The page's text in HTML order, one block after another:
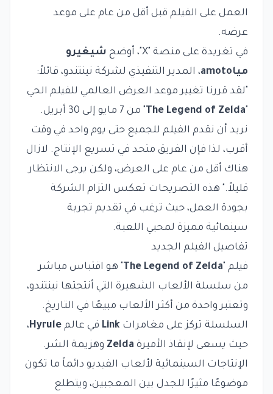
العمل على الفيلم قبل أقل من عام على موعد
عرضه.
في تغريدة على منصة "X"، أوضح
شيغيرو
مياamoto
، المدير التنفيذي لشركة نينتندو، قائلاً:
"لقد قررنا تغيير موعد العرض العالمي للفيلم الحي
"
The Legend of Zelda
" من 7 مايو إلى 30 أبريل.
نريد أن نقدم الفيلم للجميع حتى يوم واحد في وقت
أقرب، لذا فإن الفريق متحد في تسريع الإنتاج. لازال
هناك أقل من عام على العرض، ولكن يرجى الانتظار
قليلاً." هذه التصريحات تعكس التزام الشركة
بجودة العمل، حيث ترغب في تقديم تجربة
سينمائية مميزة لمحبي اللعبة.
تفاصيل الفيلم الجديد
فيلم "The Legend of Zelda " هو اقتباس مباشر
من سلسلة الألعاب الشهيرة التي أنتجتها نينتندو،
وتعتبر واحدة من أكثر الألعاب مبيعًا في التاريخ.
السلسلة تركز على مغامرات Link في عالم Hyrule،
حيث يسعى لإنقاذ الأميرة Zelda وهزيمة الشر.
الإنتاجات السينمائية لألعاب الفيديو دائماً ما تكون
موضوعًا مثيرًا للجدل بين المعجبين، ويتطلع